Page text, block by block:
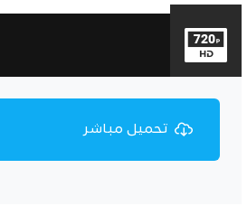
تحميل مباشر